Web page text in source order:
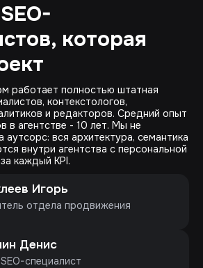
которая
работает полностью штатная
контекстологов,
и редакторов. Средний опыт
в агентстве - 10 лет. Мы не
вся архитектура, семантика
внутри агентства с персональной
каждый KPI.
Игорь
отдела продвижения
Денис
специалист